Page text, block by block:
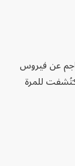
عن فيروس
للمرة